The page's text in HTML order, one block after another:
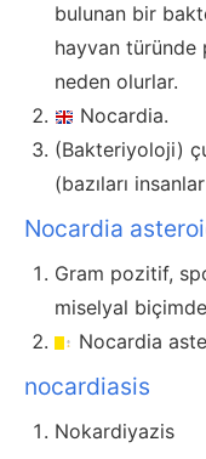
bulunan bir
hayvan türünde
neden olurlar.
Nocardia.
(Bakteriyoloji)
(bazıları
Nocardia
Gram pozitif,
miselyal
Nocardia
nocardiasis
Nokardiyazis